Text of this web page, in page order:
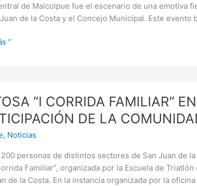
de Maicolpue fue el escenario de una emotiva
de la Costa y el Concejo Municipal. Este
”
“I CORRIDA FAMILIAR”
DE LA
, Noticias
200 personas de distintos sectores de San Juan de
Familiar”, organizada por la Escuela de
de la Costa. En la instancia organizada por la